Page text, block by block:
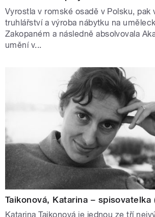
Vyrostla v romské osadě v Polsku, pak
truhlářství a výroba nábytku na
Zakopaném a následně absolvovala
umění v...
Taikonová, Katarina – spisovatelka
Katarina Taikonová je jednou ze tří